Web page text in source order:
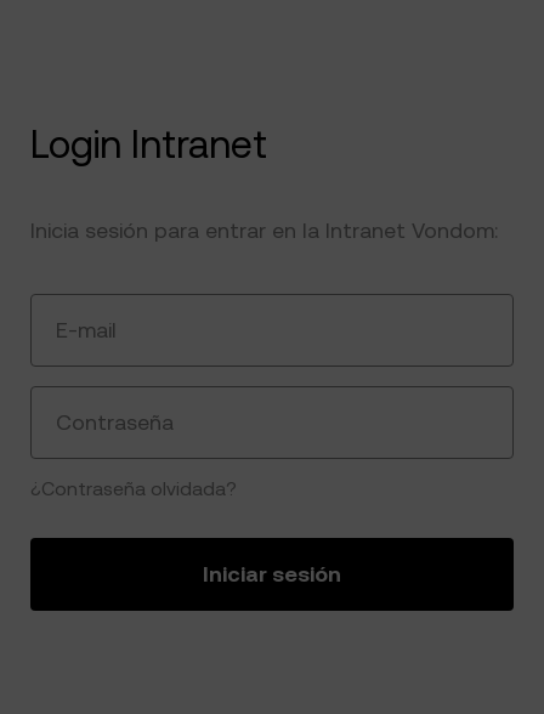
Login Intranet
Inicia sesión para entrar en la Intranet Vondom:
E-mail
Contraseña
¿Contraseña olvidada?
Iniciar sesión